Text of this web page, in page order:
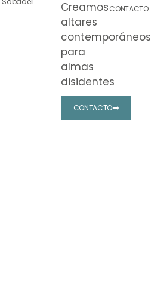
Creamos
altares
contemporáneos
para
almas
disidentes
CONTACTO
CONTACTO